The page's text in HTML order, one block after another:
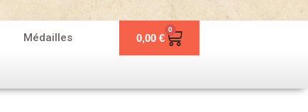
Médailles 0,00 €
0
Panier